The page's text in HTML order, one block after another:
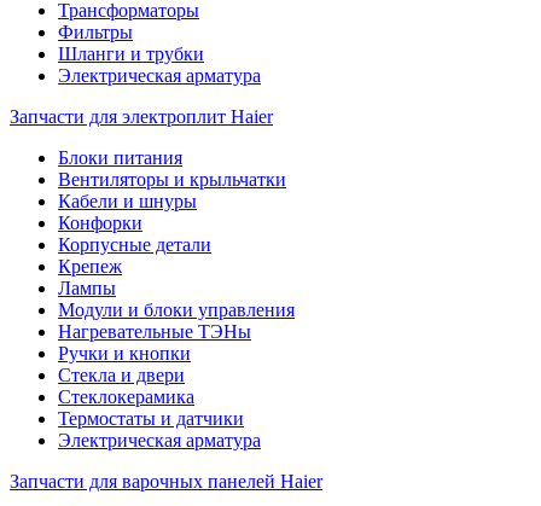
Трансформаторы
Фильтры
Шланги и трубки
Электрическая арматура
Запчасти для электроплит Haier
Блоки питания
Вентиляторы и крыльчатки
Кабели и шнуры
Конфорки
Корпусные детали
Крепеж
Лампы
Модули и блоки управления
Нагревательные ТЭНы
Ручки и кнопки
Стекла и двери
Стеклокерамика
Термостаты и датчики
Электрическая арматура
Запчасти для варочных панелей Haier